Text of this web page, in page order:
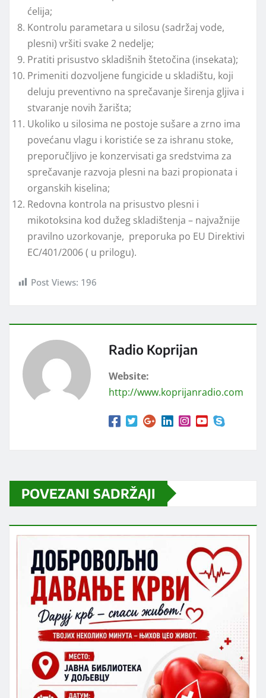
ćelija;
Kontrolu parametara u silosu (sadržaj vode,
plesni) vršiti svake 2 nedelјe;
Pratiti prisustvo skladišnih štetočina (insekata);
Primeniti dozvolјene fungicide u skladištu, koji
deluju preventivno na sprečavanje širenja glјiva i
stvaranje novih žarišta;
Ukoliko u silosima ne postoje sušare a zrno ima
povećanu vlagu i koristiće se za ishranu stoke,
preporučlјivo je konzervisati ga sredstvima za
sprečavanje razvoja plesni na bazi propionata i
organskih kiselina;
Redovna kontrola na prisustvo plesni i
mikotoksina kod dužeg skladištenja – najvažnije
pravilno uzorkovanje, preporuka po EU Direktivi
EC/401/2006 ( u prilogu).
Post Views: 196
Radio Koprijan
Website:
http://www.koprijanradio.com
POVEZANI SADRŽAJI